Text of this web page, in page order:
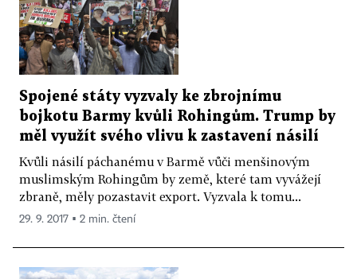
Spojené státy vyzvaly ke zbrojnímu
bojkotu Barmy kvůli Rohingům. Trump by
měl využít svého vlivu k zastavení násilí
Kvůli násilí páchanému v Barmě vůči menšinovým
muslimským Rohingům by země, které tam vyvážejí
zbraně, měly pozastavit export. Vyzvala k tomu...
29. 9. 2017 ▪ 2 min. čtení